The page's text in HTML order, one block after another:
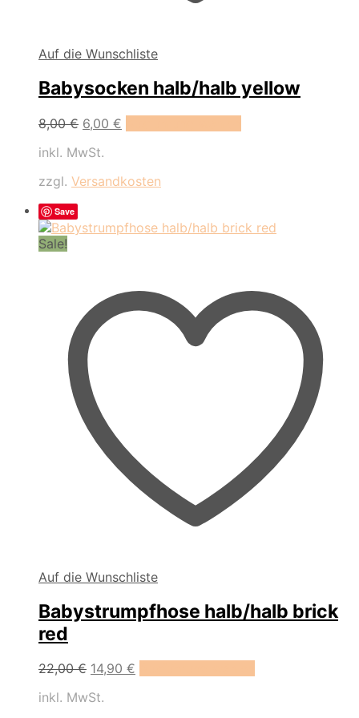
Auf die Wunschliste
Babysocken halb/halb yellow
8,00€ 6,00 €
Optionen
Produktseite
gewählt
inkl. MwSt.
zzgl. Versandkosten
Save
Sale!
Auf die Wunschliste
Babystrumpfhose halb/halb brick
red
22,00€ 14,90 €
inkl. MwSt.